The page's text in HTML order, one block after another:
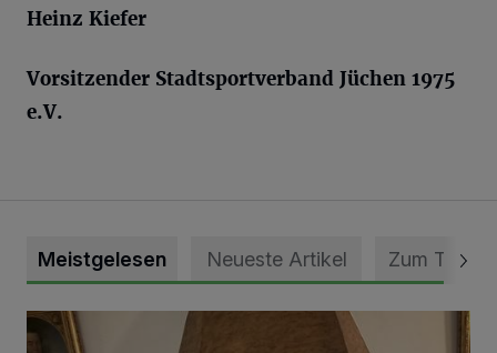
Heinz Kiefer
Vorsitzender Stadtsportverband Jüchen 1975
e.V.
Meistgelesen Neueste Artikel Zum Thema
„Loss dir nix jefalle“ in 7 Tage 1 Song